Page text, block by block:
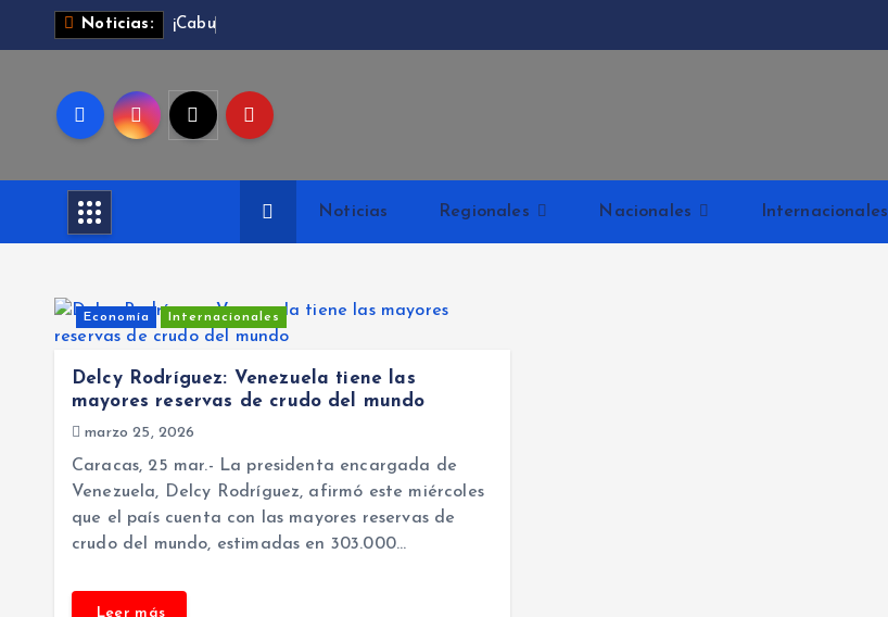
o
Noticias: ¡Cab u
Noticias Regionales Nacionales Internacionales
Economía Internacionales
Delcy Rodríguez: Venezuela tiene las
mayores reservas de crudo del mundo
marzo 25, 2026
Caracas, 25 mar.- La presidenta encargada de
Venezuela, Delcy Rodríguez, afirmó este miércoles
que el país cuenta con las mayores reservas de
crudo del mundo, estimadas en 303.000…